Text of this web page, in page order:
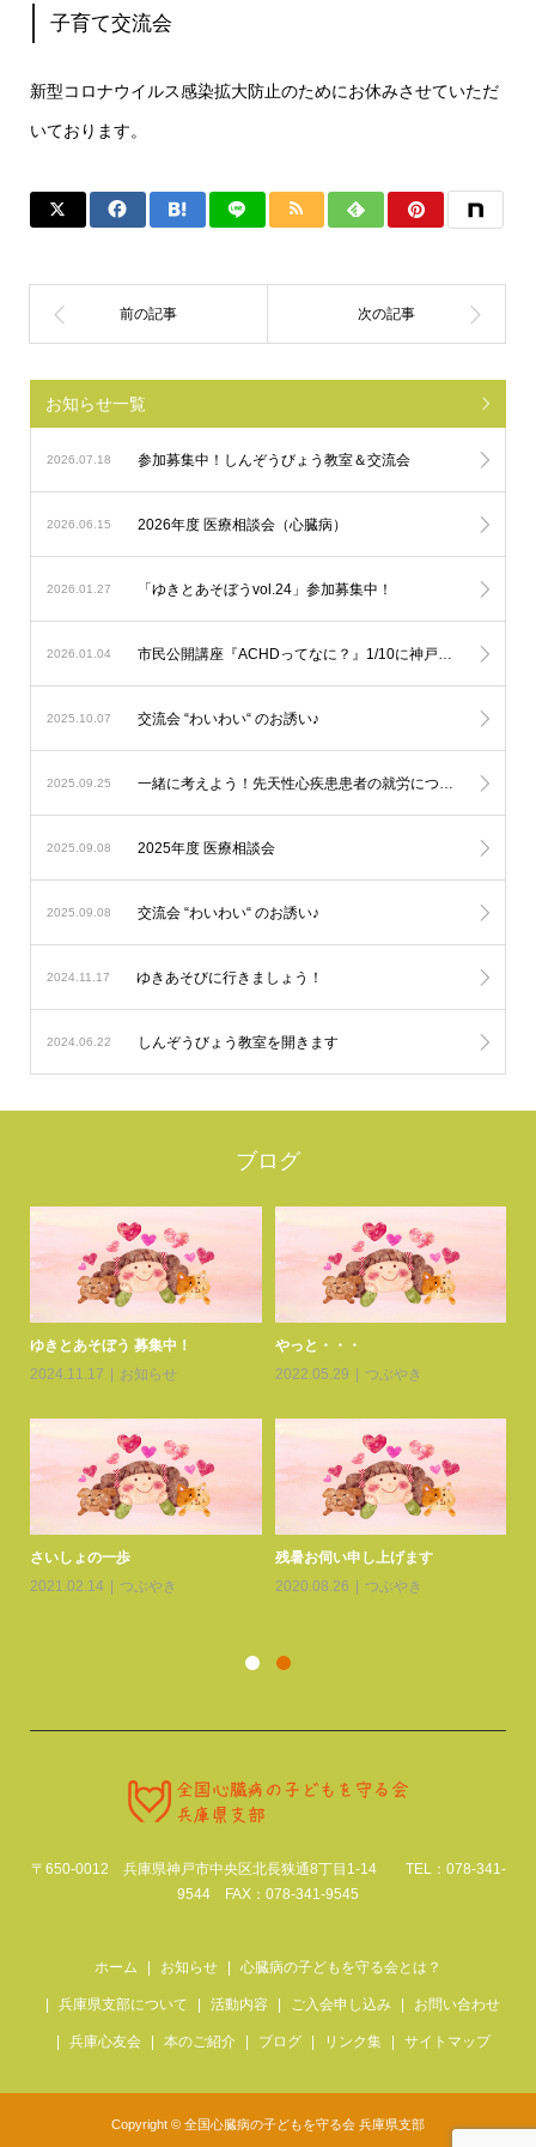
子育て交流会
新型コロナウイルス感染拡大防止のためにお休みさせていただ
いております。
お知らせ一覧
2026.07.18 参加募集中！しんぞうびょう教室＆交流会
2026.06.15 2026年度 医療相談会（心臓病）
2026.01.27 「ゆきとあそぼうvol.24」参加募集中！
2026.01.04 市民公開講座『ACHDってなに？』1/10に神戸で開催！
2025.10.07 交流会 “わいわい“ のお誘い♪
2025.09.25 一緒に考えよう！先天性心疾患患者の就労について
2025.09.08 2025年度 医療相談会
2025.09.08 交流会 “わいわい“ のお誘い♪
2024.11.17 ゆきあそびに行きましょう！
2024.06.22 しんぞうびょう教室を開きます
ブログ
ゆきとあそぼうvol.24
2026.03.06
活動報告
一緒に考えよう！先天性心疾患患者
の就労について
交流会わいわいのお知らせ
ゆきとあそぼうvol.23
〒650-0012 兵庫県神戸市中央区北長狭通8丁目1-14 TEL：078-341-
9544 FAX：078-341-9545
ホーム お知らせ 心臓病の子どもを守る会とは？
兵庫県支部について 活動内容 ご入会申し込み お問い合わせ
兵庫心友会 本のご紹介 ブログ リンク集 サイトマップ
Copyright © 全国心臓病の子どもを守る会 兵庫県支部